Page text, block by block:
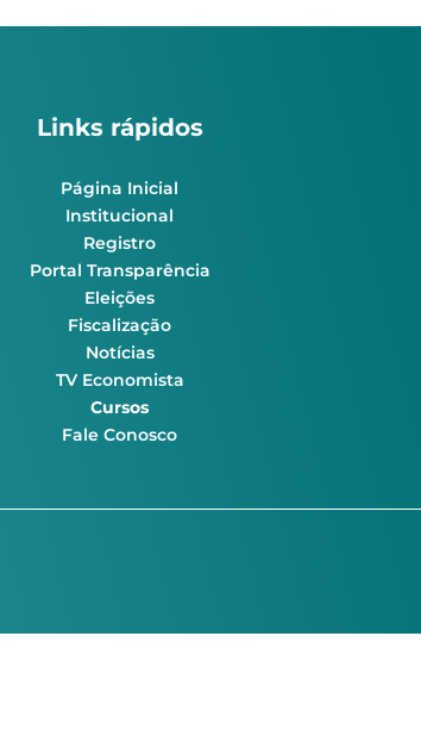
Links rápidos
Página Inicial
Institucional
Registro
Portal Transparência
Eleições
Fiscalização
Notícias
TV Economista
Cursos
Fale Conosco